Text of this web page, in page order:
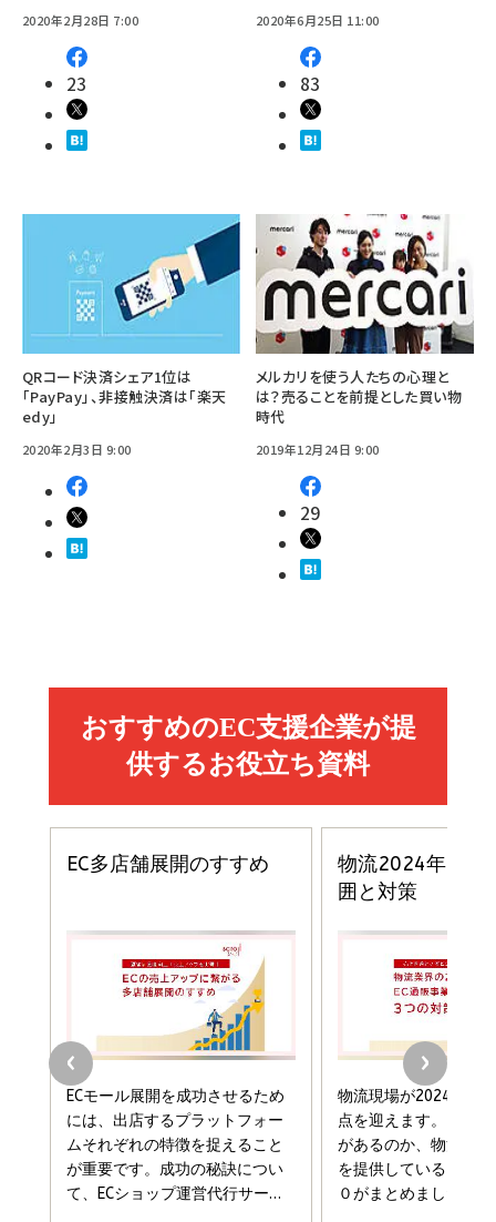
2020年2月28日 7:00
23
2020年6月25日 11:00
83
QRコード決済シェア1位は
「PayPay」、非接触決済は「楽天
edy」
2020年2月3日 9:00
メルカリを使う人たちの心理と
は？売ることを前提とした買い物
時代
2019年12月24日 9:00
29